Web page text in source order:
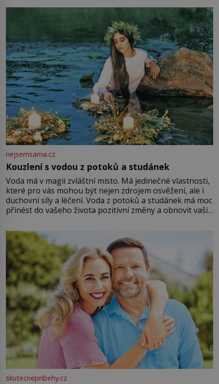
milostpaní. Stačí jenom na sukni,“ zhodnotí švadlena
množství růžového mušelínu. „Ošidili vás, podívejte.“
Vezme do ruky dřevěnou
nejsemsama.cz
Kouzlení s vodou z potoků a studánek
Voda má v magii zvláštní místo. Má jedinečné vlastnosti,
které pro vás mohou být nejen zdrojem osvěžení, ale i
duchovní síly a léčení. Voda z potoků a studánek má moc
přinést do vašeho života pozitivní změny a obnovit vaši
můžete obohatit své rituály a přinést do svého života
větší harmonii a klid. Je důležité
skutecnepribehy.cz